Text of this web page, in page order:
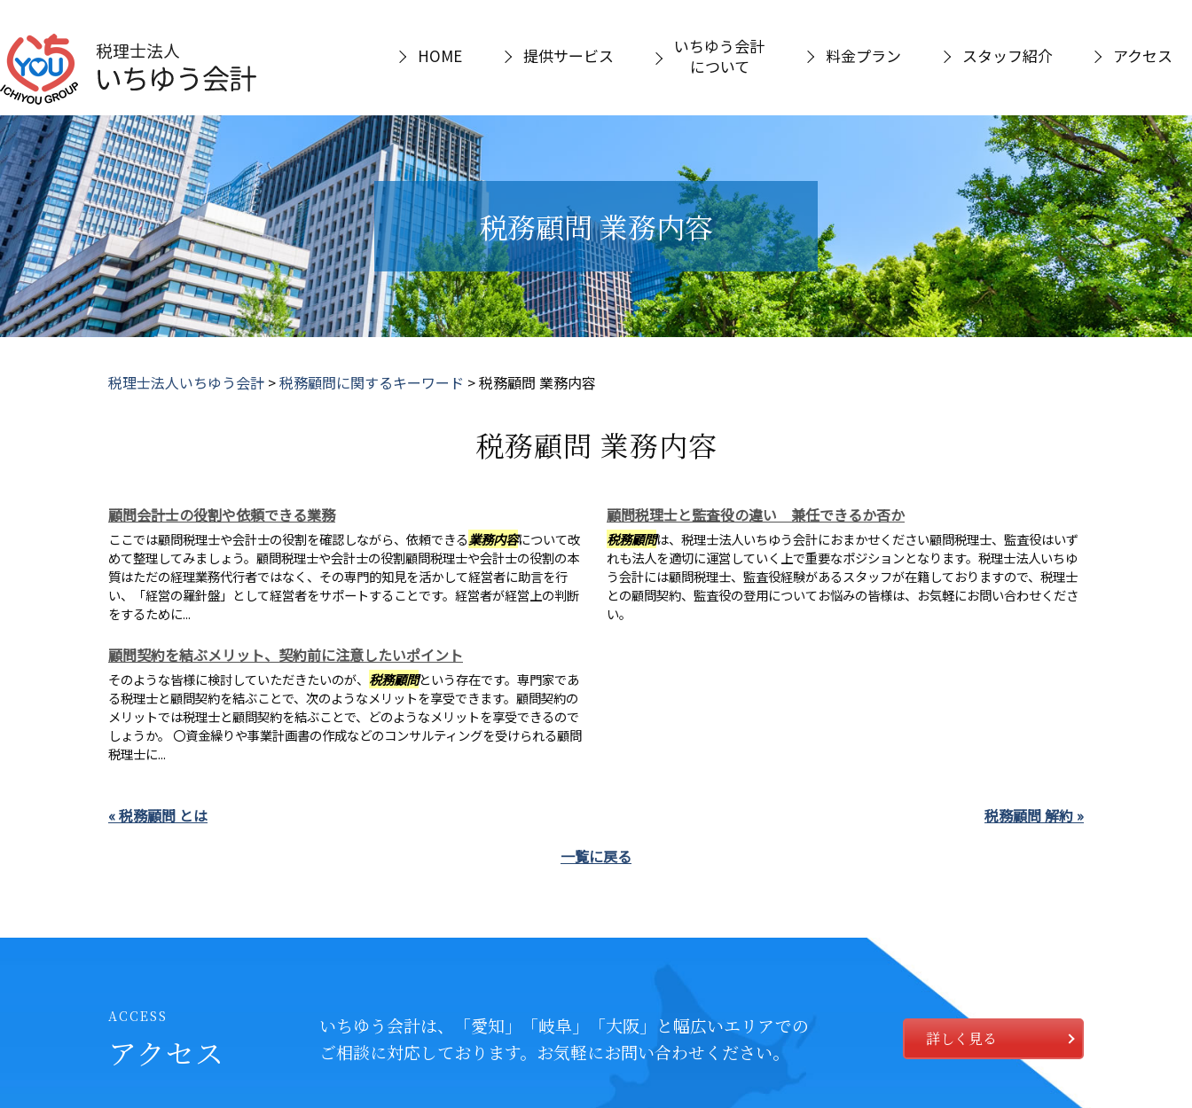
HOME 提供サービス
いちゆう会計
について
料金プラン スタッフ紹介 アクセス
税務顧問 業務内容
税理士法人いちゆう会計 >税務顧問に関するキーワード >税務顧問 業務内容
税務顧問 業務内容
顧問会計士の役割や依頼できる業務
ここでは顧問税理士や会計士の役割を確認しながら、依頼できる業務内容について改
めて整理してみましょう。顧問税理士や会計士の役割顧問税理士や会計士の役割の本
質はただの経理業務代行者ではなく、その専門的知見を活かして経営者に助言を行
い、「経営の羅針盤」として経営者をサポートすることです。経営者が経営上の判断
をするために...
顧問税理士と監査役の違い 兼任できるか否か
税務顧問は、税理士法人いちゆう会計におまかせください顧問税理士、監査役はいず
れも法人を適切に運営していく上で重要なポジションとなります。税理士法人いちゆ
う会計には顧問税理士、監査役経験があるスタッフが在籍しておりますので、税理士
との顧問契約、監査役の登用についてお悩みの皆様は、お気軽にお問い合わせくださ
い。
顧問契約を結ぶメリット、契約前に注意したいポイント
そのような皆様に検討していただきたいのが、 税務顧問という存在です。専門家であ
る税理士と顧問契約を結ぶことで、次のようなメリットを享受できます。顧問契約の
メリットでは税理士と顧問契約を結ぶことで、どのようなメリットを享受できるので
しょうか。 〇資金繰りや事業計画書の作成などのコンサルティングを受けられる顧問
税理士に...
« 税務顧問 とは
税務顧問 解約 »
一覧に戻る
ACCESS
アクセス
いちゆう会計は、「愛知」「岐阜」「大阪」と幅広いエリアでの
ご相談に対応しております。お気軽にお問い合わせください。
詳しく見る